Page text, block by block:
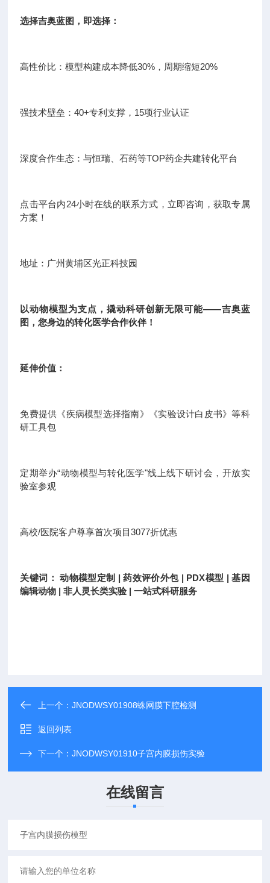
选择吉奥蓝图，即选择：
高性价比：模型构建成本降低30%，周期缩短20%
强技术壁垒：40+专利支撑，15项行业认证
深度合作生态：与恒瑞、石药等TOP药企共建转化平台
点击平台内24小时在线的联系方式，立即咨询，获取专属
方案！
地址：广州黄埔区光正科技园
以动物模型为支点，撬动科研创新无限可能——吉奥蓝
图，您身边的转化医学合作伙伴！
延伸价值：
免费提供《疾病模型选择指南》《实验设计白皮书》等科
研工具包
定期举办“动物模型与转化医学"线上线下研讨会，开放实
验室参观
高校/医院客户尊享首次项目3077折优惠
关键词： 动物模型定制 | 药效评价外包 | PDX模型 | 基因
编辑动物 | 非人灵长类实验 | 一站式科研服务
上一个：JNODWSY01908蛛网膜下腔检测
返回列表
下一个：JNODWSY01910子宫内膜损伤实验
在线留言